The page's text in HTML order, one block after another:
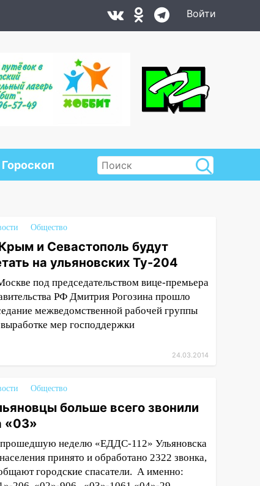
Войти
Гороскоп
Общество
и Севастополь будут
на ульяновских Ту-204
под председательством вице-премьера
РФ Дмитрия Рогозина прошло
межведомственной рабочей группы
мер господдержки
24.03.2014
Общество
больше всего звонили
«03»
неделю «ЕДДС-112» Ульяновска
принято и обработано 2322 звонка,
городские спасатели. А именно: